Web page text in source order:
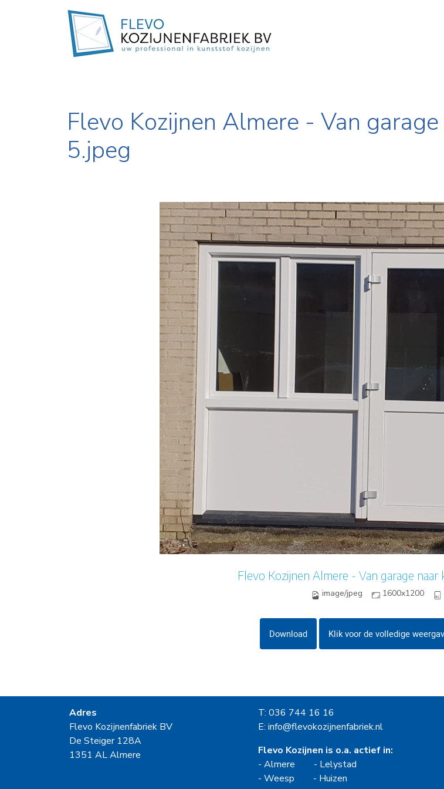
Flevo Kozijnen Almere - Van
5.jpeg
Flevo Kozijnen Almere - Van garage naar
image/jpeg 1600x1200
Download Klik voor de volledige
Adres
Flevo Kozijnenfabriek BV
De Steiger 128A
1351 AL Almere
T: 036 744 16 16
E: info@flevokozijnenfabriek.nl
Flevo Kozijnen is o.a. actief in:
-Almere - Lelystad
-Weesp - Huizen